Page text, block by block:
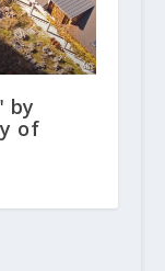
by
of